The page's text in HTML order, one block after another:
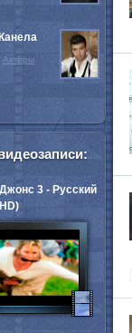
Актёры
3 - Русский